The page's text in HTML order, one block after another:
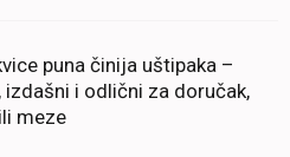
puna činija uštipaka –
izdašni i odlični za doručak,
meze